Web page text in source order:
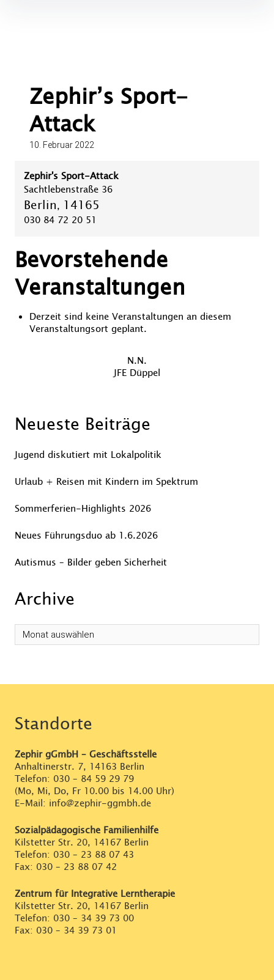
Zephir’s Sport-
Attack
10. Februar 2022
Zephir's Sport-Attack
Sachtlebenstraße 36
Berlin, 14165
030 84 72 20 51
Bevorstehende
Veranstaltungen
Derzeit sind keine Veranstaltungen an diesem
Veranstaltungsort geplant.
Beitragsnavigation
Vorheriger
Beitrag
N.N.
Nächster
JFE Düppel
Neueste Beiträge
Jugend diskutiert mit Lokalpolitik
Urlaub + Reisen mit Kindern im Spektrum
Sommerferien-Highlights 2026
Neues Führungsduo ab 1.6.2026
Autismus – Bilder geben Sicherheit
Archive
Archive
Standorte
Zephir gGmbH – Geschäftsstelle
Anhaltinerstr. 7, 14163 Berlin
Telefon: 030 – 84 59 29 79
(Mo, Mi, Do, Fr 10.00 bis 14.00 Uhr)
E-Mail: info@zephir-ggmbh.de
Sozialpädagogische Familienhilfe
Kilstetter Str. 20, 14167 Berlin
Telefon: 030 – 23 88 07 43
Fax: 030 – 23 88 07 42
Zentrum für Integrative Lerntherapie
Kilstetter Str. 20, 14167 Berlin
Telefon: 030 – 34 39 73 00
Fax: 030 – 34 39 73 01